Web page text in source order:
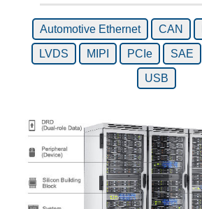
Automotive Ethernet CAN
LVDS MIPI PCIe SAE
USB